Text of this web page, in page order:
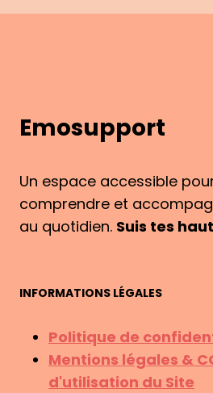
:
Emosupport
Un espace accessible
comprendre et
au quotidien. Suis tes
INFORMATIONS LÉGALES
Politique de
Mentions légales &
d'utilisation du Site